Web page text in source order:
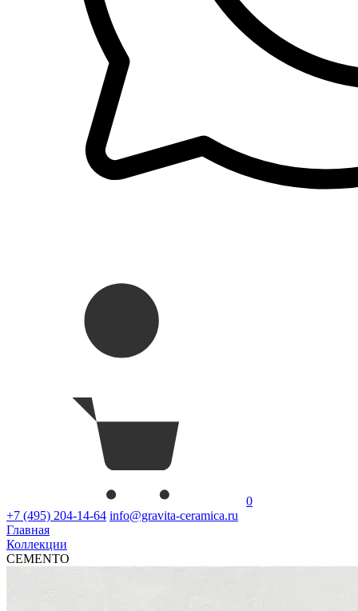
0
+7 (495) 204-14-64 info@gravita-ceramica.ru
Главная
Коллекции
CEMENTO